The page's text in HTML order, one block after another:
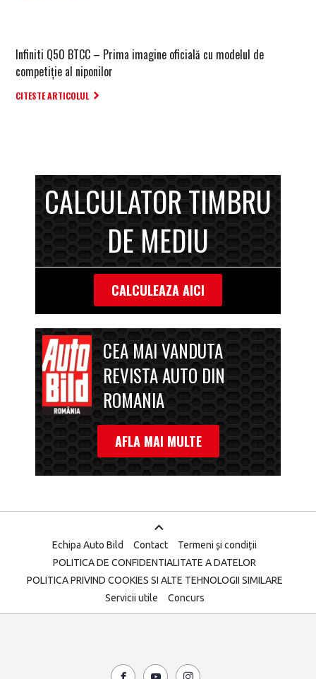
Infiniti Q50 BTCC – Prima imagine oficială cu modelul de
competiție al niponilor
CITESTE ARTICOLUL
CALCULATOR TIMBRU
DE MEDIU
CALCULEAZA AICI
CEA MAI VANDUTA
REVISTA AUTO DIN
ROMANIA
AFLA MAI MULTE
Echipa Auto Bild Contact
Termeni și condiții
POLITICA DE CONFIDENTIALITATE A DATELOR
POLITICA PRIVIND COOKIES SI ALTE TEHNOLOGII SIMILARE
Servicii utile
Concurs